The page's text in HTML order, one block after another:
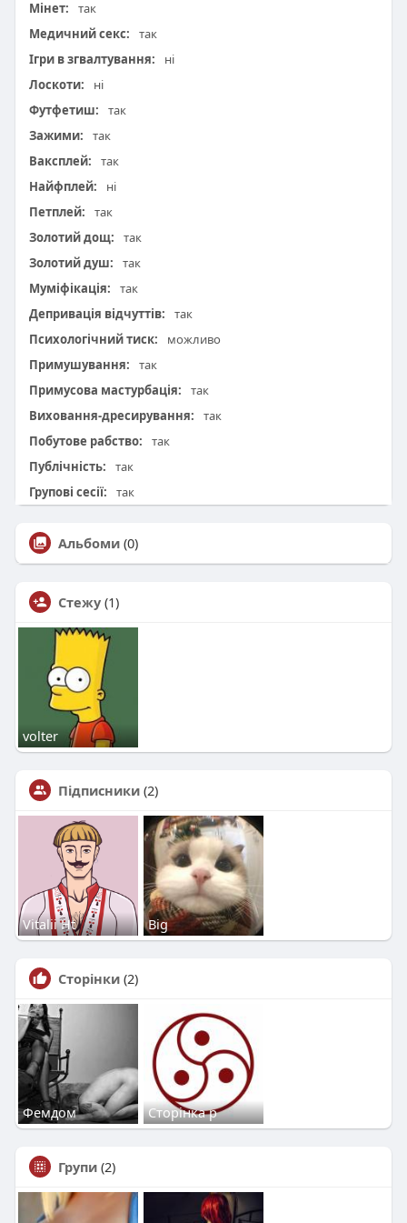
Мінет:
так
Медичний секс:
так
Ігри в згвалтування:
ні
Лоскоти:
ні
Футфетиш:
так
Зажими:
так
Ваксплей:
так
Найфплей:
ні
Петплей:
так
Золотий дощ:
так
Золотий душ:
так
Муміфікація:
так
Депривація відчуттів:
так
Психологічний тиск:
можливо
Примушування:
так
Примусова мастурбація:
так
Виховання-дресирування:
так
Побутове рабство:
так
Публічність:
так
Групові сесії:
так
Альбоми (0)
Стежу (1)
volter
Підписники (2)
Vitalii Ht Big
Сторінки (2)
Фемдом Сторінка р
Групи (2)